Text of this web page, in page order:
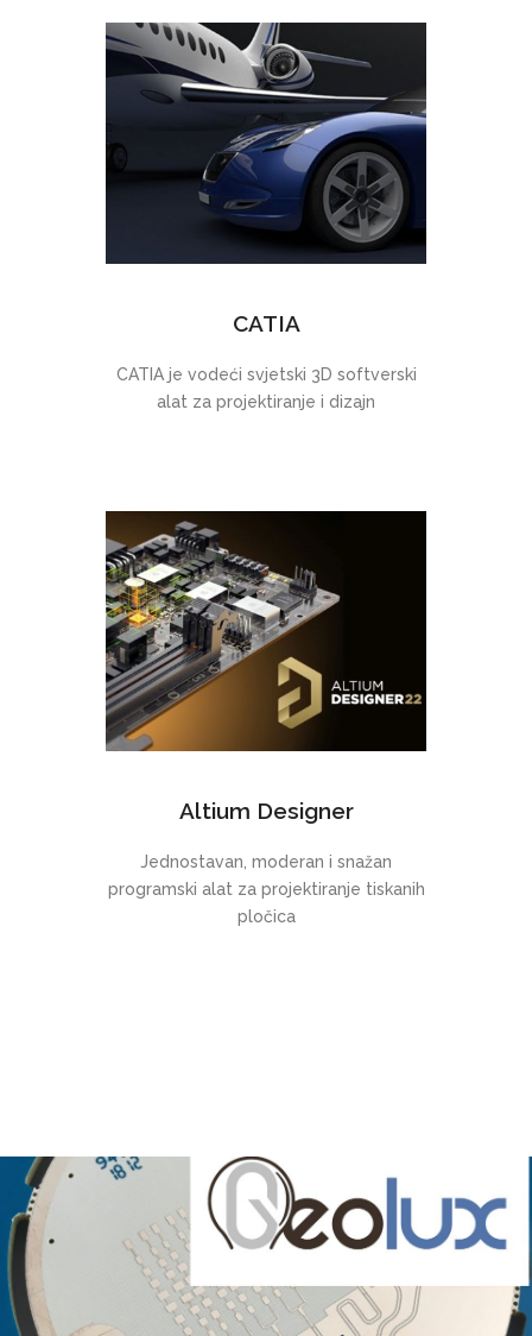
CATIA
CATIA je vodeći svjetski 3D softverski
alat za projektiranje i dizajn
Altium Designer
Jednostavan, moderan i snažan
programski alat za projektiranje tiskanih
pločica